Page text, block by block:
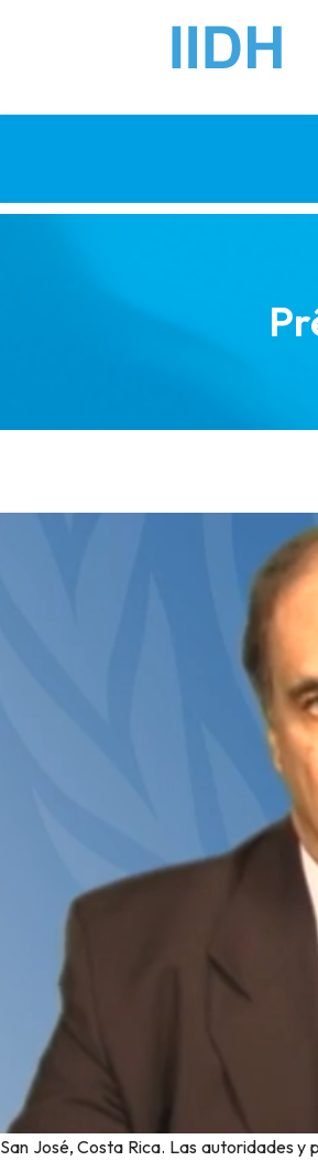
San José, Costa Rica. Las autoridades